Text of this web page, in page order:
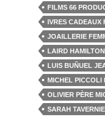
FILMS 66
IVRES CADEAUX
JOAILLERIE
LAIRD
LUIS BUÑUEL
MICHEL PICCOLI
OLIVIER PÈRE
SARAH